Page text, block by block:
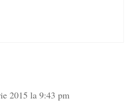
2015 la 9:43 pm